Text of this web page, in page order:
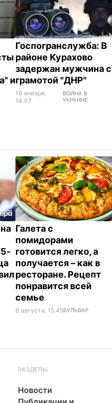
и
Госпогранслужба: В
районе Курахово
задержан мужчина с
грамотой "ДНР"
19 января,
14.07
ВОЙНА В
УКРАИНЕ
Галета с
помидорами
готовится легко, а
получается – как в
ресторане. Рецепт
понравится всей
семье
6 августа, 15.45БУЛЬВАР
РАЗДЕЛЫ
Новости